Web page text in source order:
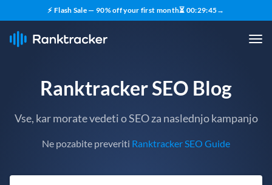
⚡ Flash Sale — 90% off your first month⏳ 00:29:44→
Ranktracker SEO Blog
Vse, kar morate vedeti o SEO za naslednjo kampanjo
Ne pozabite preveriti Ranktracker SEO Guide